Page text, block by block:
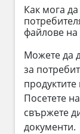
Как мога
файлове на
Можете да
за
продуктите
Посетете
свържете
документи.